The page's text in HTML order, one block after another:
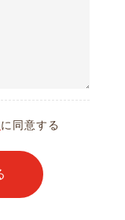
に同意する